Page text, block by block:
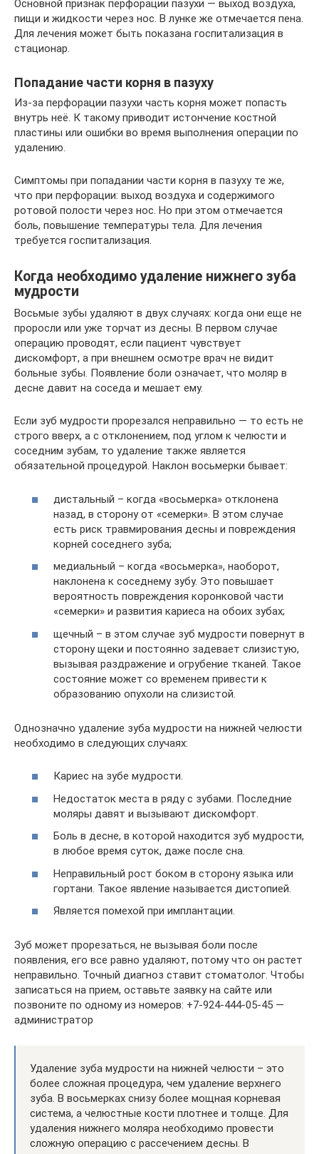
Основной признак перфорации пазухи — выход воздуха,
пищи и жидкости через нос. В лунке же отмечается пена.
Для лечения может быть показана госпитализация в
стационар.
Попадание части корня в пазуху
Из-за перфорации пазухи часть корня может попасть
внутрь неё. К такому приводит истончение костной
пластины или ошибки во время выполнения операции по
удалению.
Симптомы при попадании части корня в пазуху те же,
что при перфорации: выход воздуха и содержимого
ротовой полости через нос. Но при этом отмечается
боль, повышение температуры тела. Для лечения
требуется госпитализация.
Когда необходимо удаление нижнего зуба
мудрости
Восьмые зубы удаляют в двух случаях: когда они еще не
проросли или уже торчат из десны. В первом случае
операцию проводят, если пациент чувствует
дискомфорт, а при внешнем осмотре врач не видит
больные зубы. Появление боли означает, что моляр в
десне давит на соседа и мешает ему.
Если зуб мудрости прорезался неправильно — то есть не
строго вверх, а с отклонением, под углом к челюсти и
соседним зубам, то удаление также является
обязательной процедурой. Наклон восьмерки бывает:
дистальный – когда «восьмерка» отклонена
назад, в сторону от «семерки». В этом случае
есть риск травмирования десны и повреждения
корней соседнего зуба;
медиальный – когда «восьмерка», наоборот,
наклонена к соседнему зубу. Это повышает
вероятность повреждения коронковой части
«семерки» и развития кариеса на обоих зубах;
щечный – в этом случае зуб мудрости повернут в
сторону щеки и постоянно задевает слизистую,
вызывая раздражение и огрубение тканей. Такое
состояние может со временем привести к
образованию опухоли на слизистой.
Однозначно удаление зуба мудрости на нижней челюсти
необходимо в следующих случаях:
Кариес на зубе мудрости.
Недостаток места в ряду с зубами. Последние
моляры давят и вызывают дискомфорт.
Боль в десне, в которой находится зуб мудрости,
в любое время суток, даже после сна.
Неправильный рост боком в сторону языка или
гортани. Такое явление называется дистопией.
Является помехой при имплантации.
Зуб может прорезаться, не вызывая боли после
появления, его все равно удаляют, потому что он растет
неправильно. Точный диагноз ставит стоматолог. Чтобы
записаться на прием, оставьте заявку на сайте или
позвоните по одному из номеров: +7-924-444-05-45 —
администратор
Удаление зуба мудрости на нижней челюсти – это
более сложная процедура, чем удаление верхнего
зуба. В восьмерках снизу более мощная корневая
система, а челюстные кости плотнее и толще. Для
удаления нижнего моляра необходимо провести
сложную операцию с рассечением десны. В